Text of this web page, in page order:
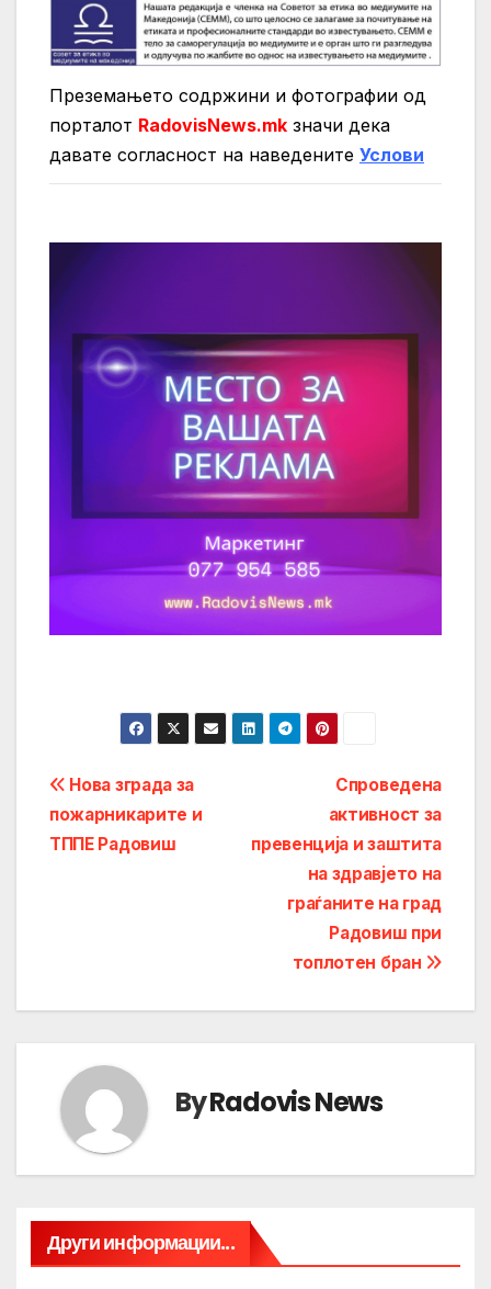
Преземањето содржини и фотографии од
порталот RadovisNews.mk значи дека
давате согласност на нaведените Услови
Post
navigation
Спроведена
активност за
превенција и заштита
на здравјето на
граѓаните на град
Радовиш при
топлотен бран
Нова зграда за
пожарникарите и
ТППЕ Радовиш
ByRadovis News
Други информации...